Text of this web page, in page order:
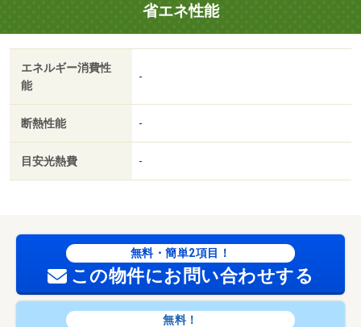
省エネ性能
エネルギー消費性
能
-
断熱性能 -
目安光熱費 -
無料・簡単2項目！
この物件にお問い合わせする
無料！